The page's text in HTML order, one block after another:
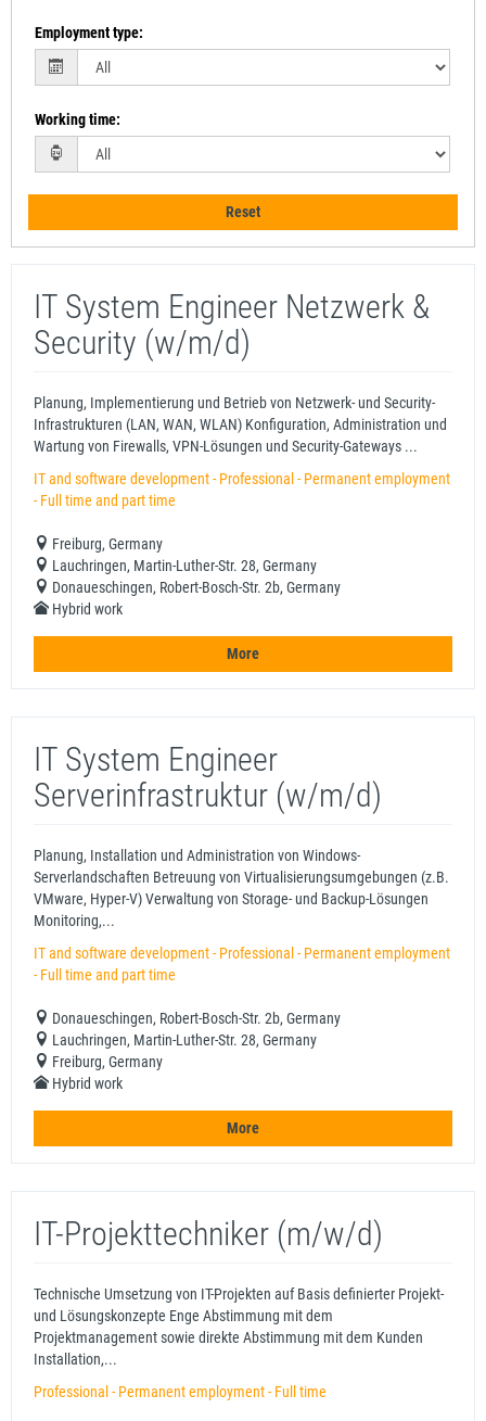
Employment type:
Working time:
Reset
IT System Engineer Netzwerk &
Security (w/m/d)
Planung, Implementierung und Betrieb von Netzwerk- und Security-
Infrastrukturen (LAN, WAN, WLAN) Konfiguration, Administration und
Wartung von Firewalls, VPN-Lösungen und Security-Gateways ...
IT and software development - Professional - Permanent employment
- Full time and part time
Freiburg, Germany
Lauchringen, Martin-Luther-Str. 28, Germany
Donaueschingen, Robert-Bosch-Str. 2b, Germany
Hybrid work
More
IT System Engineer
Serverinfrastruktur (w/m/d)
Planung, Installation und Administration von Windows-
Serverlandschaften Betreuung von Virtualisierungsumgebungen (z.B.
VMware, Hyper-V) Verwaltung von Storage- und Backup-Lösungen
Monitoring,...
IT and software development - Professional - Permanent employment
- Full time and part time
Donaueschingen, Robert-Bosch-Str. 2b, Germany
Lauchringen, Martin-Luther-Str. 28, Germany
Freiburg, Germany
Hybrid work
More
IT-Projekttechniker (m/w/d)
Technische Umsetzung von IT-Projekten auf Basis definierter Projekt-
und Lösungskonzepte Enge Abstimmung mit dem
Projektmanagement sowie direkte Abstimmung mit dem Kunden
Installation,...
Professional - Permanent employment - Full time